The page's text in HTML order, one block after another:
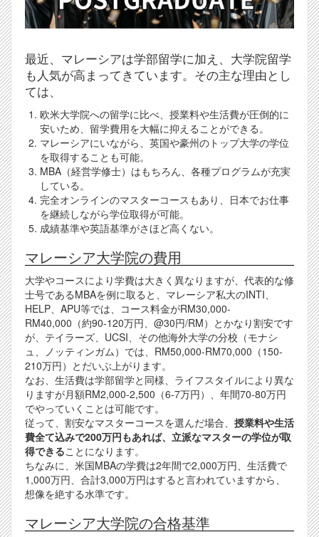
最近、マレーシアは学部留学に加え、大学院留学
も人気が高まってきています。その主な理由とし
ては、
欧米大学院への留学に比べ、授業料や生活費が圧倒的に
安いため、留学費用を大幅に抑えることができる。
マレーシアにいながら、英国や豪州のトップ大学の学位
を取得することも可能。
MBA（経営学修士）はもちろん、各種プログラムが充実
している。
完全オンラインのマスターコースもあり、日本でお仕事
を継続しながら学位取得が可能。
成績基準や英語基準がさほど高くない。
マレーシア大学院の費用
大学やコースにより学費は大きく異なりますが、代表的な修
士号であるMBAを例に取ると、マレーシア私大のINTI、
HELP、APU等では、コース料金がRM30,000-
RM40,000（約90-120万円、@30円/RM）とかなり割安です
が、テイラーズ、UCSI、その他海外大学の分校（モナシ
ュ、ノッティンガム）では、RM50,000-RM70,000（150-
210万円）とだいぶ上がります。
なお、生活費は学部留学と同様、ライフスタイルにより異な
りますが月額RM2,000-2,500（6-7万円）、年間70-80万円
でやっていくことは可能です。
従って、割安なマスターコースを選んだ場合、 授業料や生活
費全て込みで200万円もあれば、立派なマスターの学位が取
得できることになります。
ちなみに、米国MBAの学費は2年間で2,000万円、生活費で
1,000万円、合計3,000万円はすると言われていますから、
想像を絶する水準です。
マレーシア大学院の合格基準